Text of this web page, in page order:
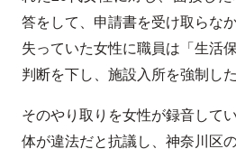
答をして、申請書を受け取らな
失っていた女性に職員は「生活
判断を下し、施設入所を強制した
そのやり取りを女性が録音して
体が違法だと抗議し、神奈川区